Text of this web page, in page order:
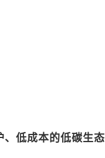
、低成本的低碳生态